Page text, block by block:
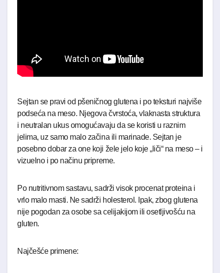
Sejtan se pravi od pšeničnog glutena i po teksturi najviše
podseća na meso. Njegova čvrstoća, vlaknasta struktura
i neutralan ukus omogućavaju da se koristi u raznim
jelima, uz samo malo začina ili marinade. Sejtan je
posebno dobar za one koji žele jelo koje „liči“ na meso – i
vizuelno i po načinu pripreme.
Po nutritivnom sastavu, sadrži visok procenat proteina i
vrlo malo masti. Ne sadrži holesterol. Ipak, zbog glutena
nije pogodan za osobe sa celijakijom ili osetljivošću na
gluten.
Najčešće primene: